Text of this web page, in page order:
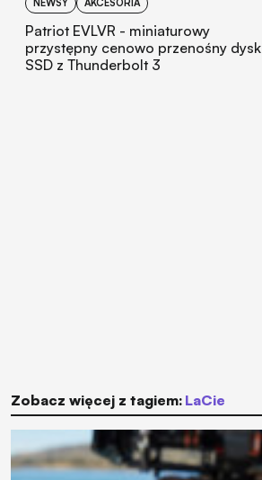
NEWSY AKCESORIA
Patriot EVLVR - miniaturowy
przystępny cenowo przenośny dysk
SSD z Thunderbolt 3
Zobacz więcej z tagiem: LaCie